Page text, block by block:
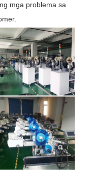
mga problema sa